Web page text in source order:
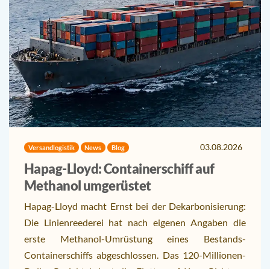
Versandlogistik News Blog 03.08.2026
Hapag-Lloyd: Containerschiff auf
Methanol umgerüstet
Hapag-Lloyd macht Ernst bei der Dekarbonisierung:
Die Linienreederei hat nach eigenen Angaben die
erste Methanol-Umrüstung eines Bestands-
Containerschiffs abgeschlossen. Das 120-Millionen-